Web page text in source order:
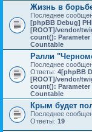
Жизнь в
Последнее
[phpBB Debug]
[ROOT]/vendor/
count():
Countable
Ралли
Последнее
Ответы: 4[phpBB
[ROOT]/vendor/
count():
Countable
Крым будет
Последнее
Ответы: 19